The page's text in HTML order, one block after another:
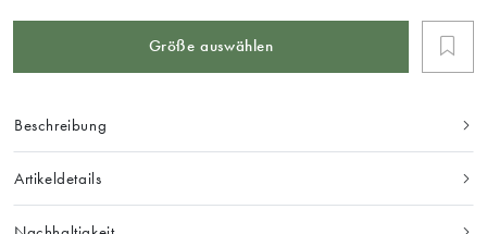
Größe auswählen
Beschreibung
Artikeldetails